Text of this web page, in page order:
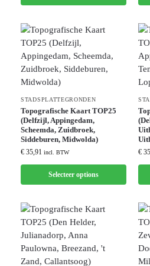
STADSPLATTEGRONDEN
Topografische Kaart TOP25
(Delfzijl, Appingedam,
Scheemda, Zuidbroek,
Siddeburen, Midwolda)
€ 35,91 incl. BTW
Selecteer options
€